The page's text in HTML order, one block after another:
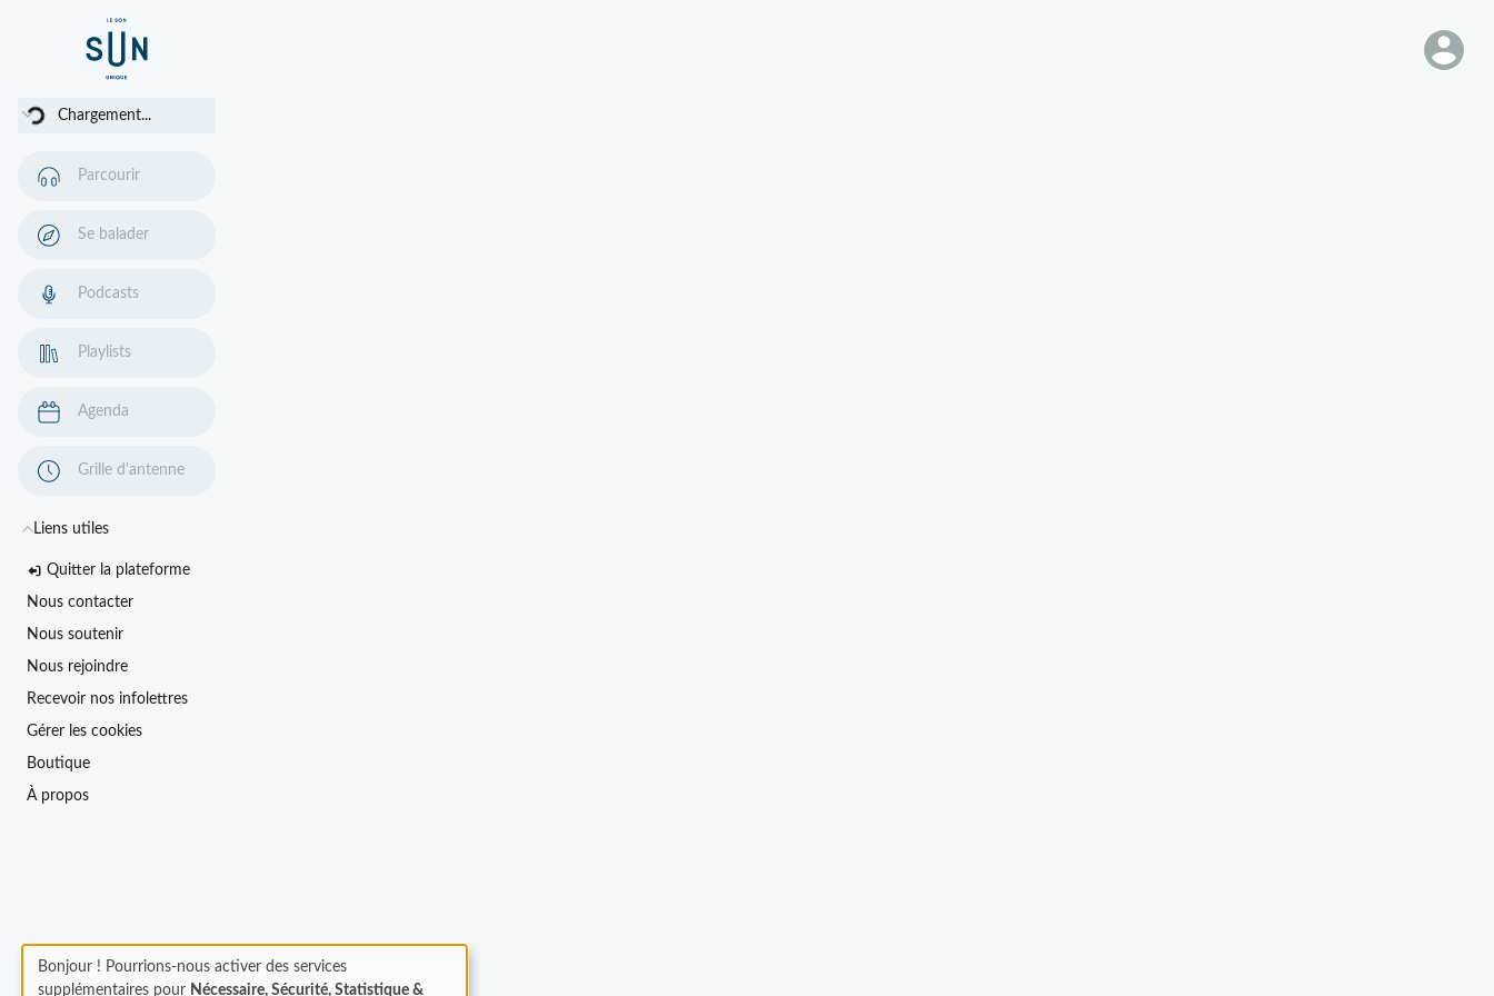
Chargement...
Parcourir
Se balader
Podcasts
Playlists
Agenda
Grille d'antenne
Liens utiles
Quitter la plateforme
Nous contacter
Nous soutenir
Nous rejoindre
Recevoir nos infolettres
Gérer les cookies
Boutique
À propos
Bonjour ! Pourrions-nous activer des services
supplémentaires pour Nécessaire, Sécurité, Statistique &